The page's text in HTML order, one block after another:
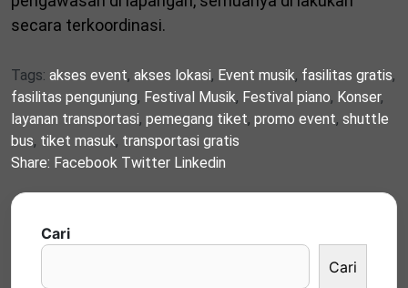
secara terkoordinasi.
Tags: akses event, akses lokasi, Event musik, fasilitas gratis,
fasilitas pengunjung, Festival Musik, Festival piano, Konser,
layanan transportasi, pemegang tiket, promo event, shuttle
bus, tiket masuk, transportasi gratis
Share: Facebook Twitter Linkedin
Cari
Cari